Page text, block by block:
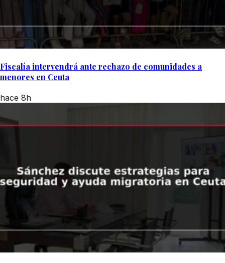
Fiscalía intervendrá ante rechazo de comunidades a
menores en Ceuta
hace 8h